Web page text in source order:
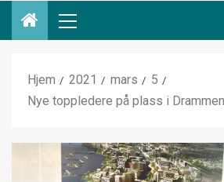
Hjem 2021 mars
5
Nye toppledere på plass i